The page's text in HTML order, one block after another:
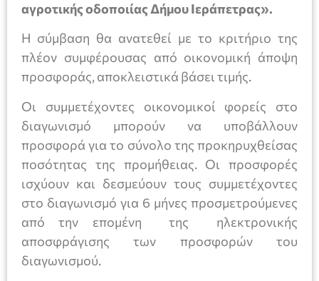
αγροτικής οδοποιίας Δήμου Ιεράπετρας».
Η σύμβαση θα ανατεθεί με το κριτήριο της
πλέον συμφέρουσας από οικονομική άποψη
προσφοράς, αποκλειστικά βάσει τιμής.
Οι συμμετέχοντες οικονομικοί φορείς στο
διαγωνισµό µπορούν να υποβάλλουν
προσφορά για το σύνολο της προκηρυχθείσας
ποσότητας της προμήθειας. Οι προσφορές
ισχύουν και δεσµεύουν τους συµµετέχοντες
στο διαγωνισµό για 6 µήνες προσµετρούµενες
από την εποµένη της ηλεκτρονικής
αποσφράγισης των προσφορών του
διαγωνισµού.